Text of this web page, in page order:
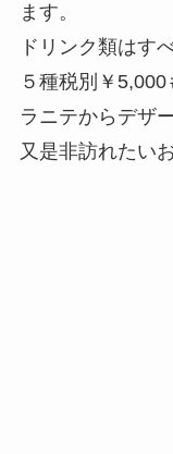
ます。
ドリンク類はす
５種税別￥
ラニテからデザ
又是非訪れたい